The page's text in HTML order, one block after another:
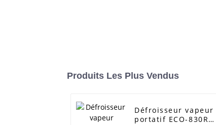
Produits Les Plus Vendus
Défroisseur vapeur
portatif ECO-830R